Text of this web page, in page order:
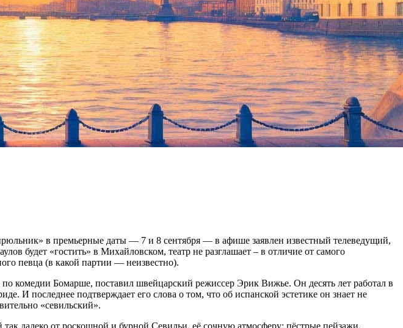
споет Андрей Караулов
в премьерные даты — 7 и 8 сентября — в афише заявлен известный телеведущий,
будет «гостить» в Михайловском, театр не разглашает – в отличие от самого
певца (в какой партии — неизвестно).
комедии Бомарше, поставил швейцарский режиссер Эрик Вижье. Он десять лет работал в
И последнее подтверждает его слова о том, что об испанской эстетике он знает не
«севильский».
далеко от роскошной и бурной Севильи, её сочную атмосферу: пёстрые пейзажи,